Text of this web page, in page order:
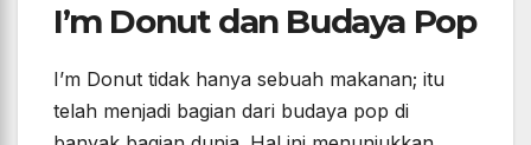
I’m Donut dan Budaya Pop
I’m Donut tidak hanya sebuah makanan; itu
telah menjadi bagian dari budaya pop di